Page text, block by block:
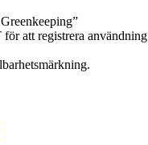
att registrera användning